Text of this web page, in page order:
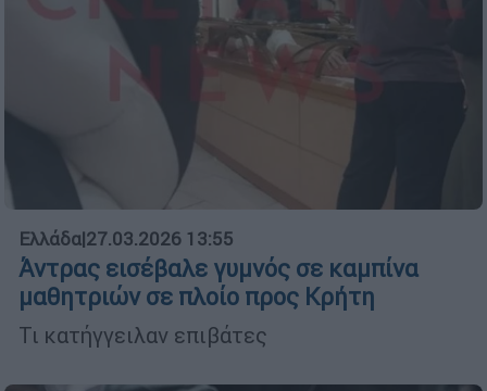
Ελλάδα|27.03.2026 13:55
Άντρας εισέβαλε γυμνός σε καμπίνα
μαθητριών σε πλοίο προς Κρήτη
Τι κατήγγειλαν επιβάτες